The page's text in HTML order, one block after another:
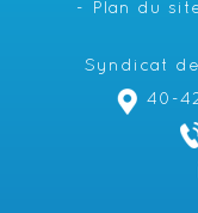
Plan du
Syndicat
40-